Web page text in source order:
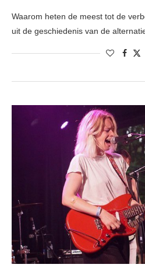
Waarom heten de meest tot de
uit de geschiedenis van de